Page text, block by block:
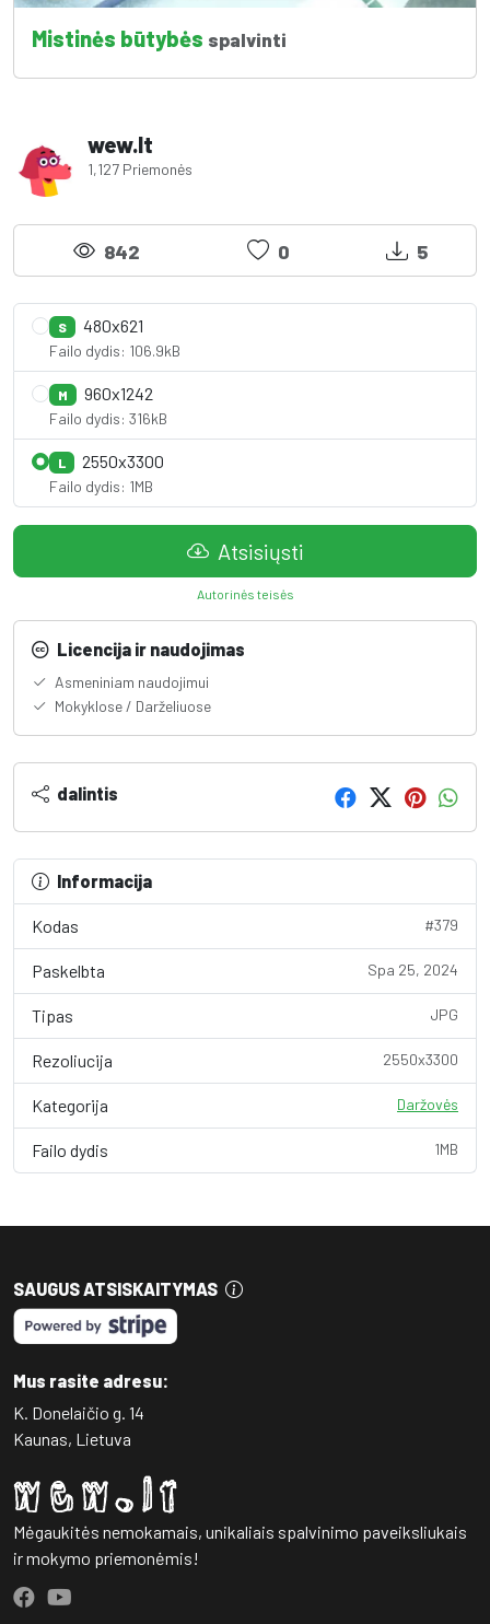
Mistinės būtybės spalvinti
wew.lt
1,127 Priemonės
842 0 5
S 480x621
Failo dydis: 106.9kB
M 960x1242
Failo dydis: 316kB
L 2550x3300
Failo dydis: 1MB
Atsisiųsti
Autorinės teisės
Licencija ir naudojimas
Asmeniniam naudojimui
Mokyklose / Darželiuose
dalintis
Informacija
Kodas #379
Paskelbta Spa 25, 2024
Tipas JPG
Rezoliucija 2550x3300
Kategorija Daržovės
Failo dydis 1MB
SAUGUS ATSISKAITYMAS
Mus rasite adresu:
K. Donelaičio g. 14
Kaunas, Lietuva
Mėgaukitės nemokamais, unikaliais spalvinimo paveiksliukais
ir mokymo priemonėmis!